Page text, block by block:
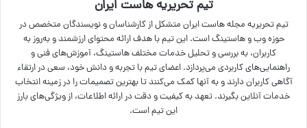
تیم تحریریه هاست ایران
تیم تحریریه مجله هاست ایران متشکل از کارشناسان و نویسندگان متخصص در
حوزه وب و هاستینگ است. این تیم با هدف ارائه محتوای ارزشمند و به‌روز به
کاربران، به بررسی و تحلیل خدمات مختلف هاستینگ، آموزش‌های فنی و
راهنمایی‌های کاربردی می‌پردازد. اعضای تیم با تجربه و دانش خود، سعی در ارتقاء
آگاهی کاربران دارند و به آنها کمک می‌کنند تا بهترین تصمیمات را در زمینه انتخاب
خدمات آنلاین بگیرند. تعهد به کیفیت و دقت در ارائه اطلاعات، از ویژگی‌های بارز
این تیم است.